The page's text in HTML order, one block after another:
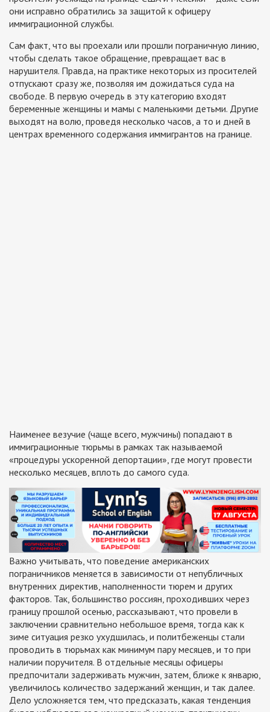
они исправно обратились за защитой к офицеру
иммиграционной службы.
Сам факт, что вы проехали или прошли пограничную линию,
чтобы сделать такое обращение, превращает вас в
нарушителя. Правда, на практике некоторых из просителей
отпускают сразу же, позволяя им дожидаться суда на
свободе. В первую очередь в эту категорию входят
беременные женщины и мамы с маленькими детьми. Другие
выходят на волю, проведя несколько часов, а то и дней в
центрах временного содержания иммигрантов на границе.
Наименее везучие (чаще всего, мужчины) попадают в
иммиграционные тюрьмы в рамках так называемой
«процедуры ускоренной депортации», где могут провести
несколько месяцев, вплоть до самого суда.
Важно учитывать, что поведение американских
пограничников меняется в зависимости от непубличных
внутренних директив, наполненности тюрем и других
факторов. Так, большинство россиян, проходивших через
границу прошлой осенью, рассказывают, что провели в
заключении сравнительно небольшое время, тогда как к
зиме ситуация резко ухудшилась, и политбеженцы стали
проводить в тюрьмах как минимум пару месяцев, и то при
наличии поручителя. В отдельные месяцы офицеры
предпочитали задерживать мужчин, затем, ближе к январю,
увеличилось количество задержаний женщин, и так далее.
Дело усложняется тем, что предсказать, какая тенденция